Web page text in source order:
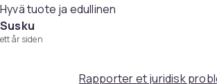
Merk: Av hygieniske årsaker er det ikke
returnere eller bytte produktet dersom
Hyvä tuote ja edullinen
Susku
ett år siden
Rapporter et juridisk